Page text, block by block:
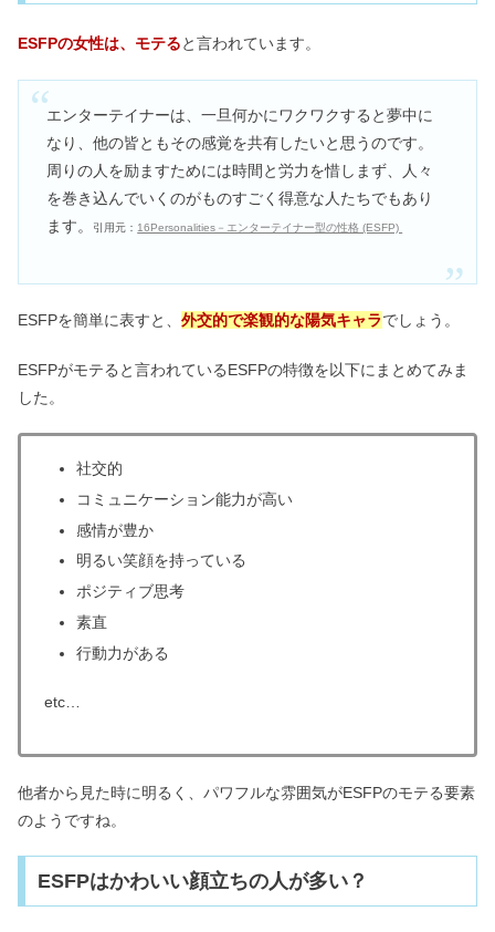
仲良くなるとどうなるの？
ESTJは性格悪いけどモテる？男女の恋
愛や相性が悪いのは？
ISTPは頭が悪いは嘘！他人に興味がな
い＆女性は珍しい性格？
い？好きになったら好き避け？
ESFPの女性は、モテると言われています。
エンターテイナーは、一旦何かにワクワクすると夢中に
なり、他の皆ともその感覚を共有したいと思うのです。
周りの人を励ますためには時間と労力を惜しまず、人々
を巻き込んでいくのがものすごく得意な人たちでもあり
ます。
引用元： 16Personalities－エンターテイナー型の性格 (ESFP)
ESFPを簡単に表すと、 外交的で楽観的な陽気キャラでしょう。
ESFPがモテると言われているESFPの特徴を以下にまとめてみま
した。
社交的
コミュニケーション能力が高い
感情が豊か
明るい笑顔を持っている
ポジティブ思考
素直
行動力がある
etc…
他者から見た時に明るく、パワフルな雰囲気がESFPのモテる要素
のようですね。
ESFPはかわいい顔立ちの人が多い？